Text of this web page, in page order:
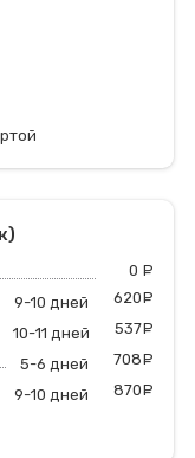
0
9-10 дней 620
10-11 дней 537
5-6 дней 708
9-10 дней 870